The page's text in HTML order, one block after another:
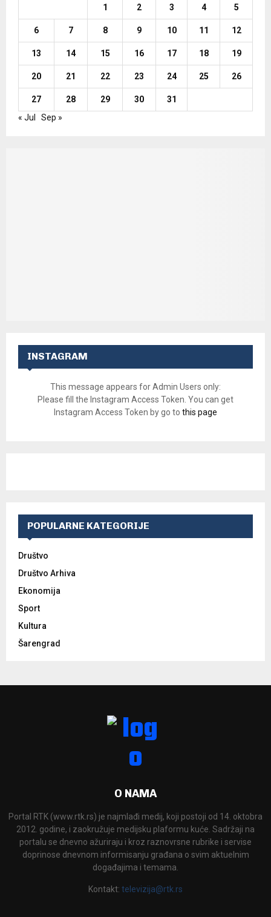
1 2 3 4 5
6 7 8 9 10 11 12
13 14 15 16 17 18 19
20 21 22 23 24 25 26
27 28 29 30
31
« Jul
Sep »
INSTAGRAM
This message appears for Admin Users only:
Please fill the Instagram Access Token. You can get
Instagram Access Token by go to this page
POPULARNE KATEGORIJE
Društvo
Društvo Arhiva
Ekonomija
Sport
Kultura
Šarengrad
O NAMA
Portal RTK (www.rtk.rs) je najmlađi medij, koji postoji od 14. oktobra
2012. godine, i zaokružuje medijsku plaformu kuće. Sadržaji na
portalu se dnevno ažuriraju i kroz raznovrsne rubrike i servise
doprinose dnevnom informisanju građana o svim aktuelnim
događajima i temama.
Kontakt: televizija@rtk.rs